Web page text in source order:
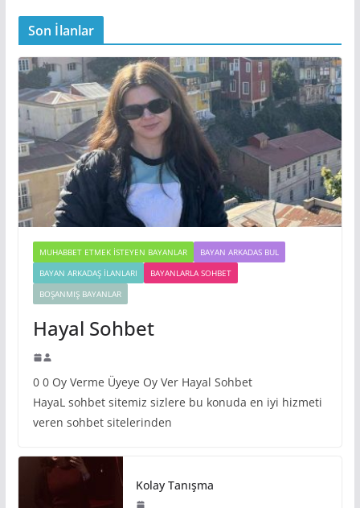
Son İlanlar
MUHABBET ETMEK İSTEYEN BAYANLAR
BAYAN ARKADAS BUL
BAYAN ARKADAŞ İLANLARI
BAYANLARLA SOHBET
BOŞANMIŞ BAYANLAR
Hayal Sohbet
0 0 Oy Verme Üyeye Oy Ver Hayal Sohbet
HayaL sohbet sitemiz sizlere bu konuda en iyi hizmeti
veren sohbet sitelerinden
Kolay Tanışma